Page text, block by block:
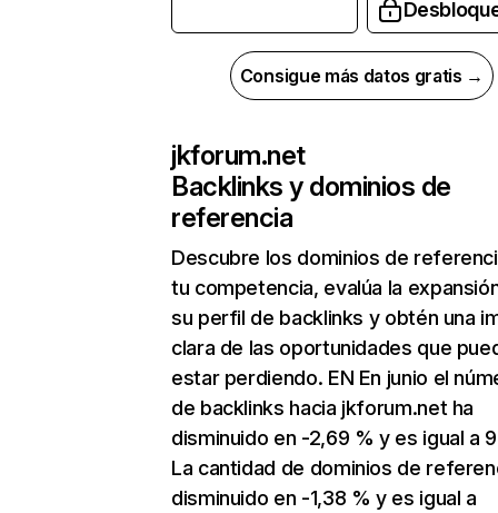
Consigue más datos gratis →
jkforum.net
Backlinks y dominios de
referencia
Descubre los dominios de
tu competencia, evalúa la
su perfil de backlinks y obtén una
clara de las oportunidades que
estar perdiendo. EN En junio el
de backlinks hacia jkforum.net ha
disminuido en -2,69 % y es igual a
La cantidad de dominios de
disminuido en -1,38 % y es igual a